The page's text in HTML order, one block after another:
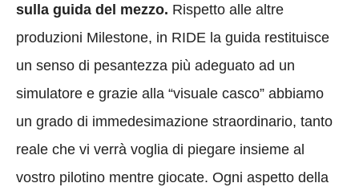
sulla guida del mezzo. Rispetto alle altre
produzioni Milestone, in RIDE la guida restituisce
un senso di pesantezza più adeguato ad un
simulatore e grazie alla “visuale casco” abbiamo
un grado di immedesimazione straordinario, tanto
reale che vi verrà voglia di piegare insieme al
vostro pilotino mentre giocate. Ogni aspetto della